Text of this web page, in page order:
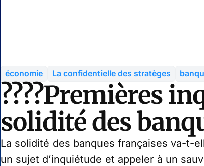
économie La confidentielle des stratèges
????Premières
solidité des
La solidité des banques françaises va-t-
un sujet d’inquiétude et appeler à un